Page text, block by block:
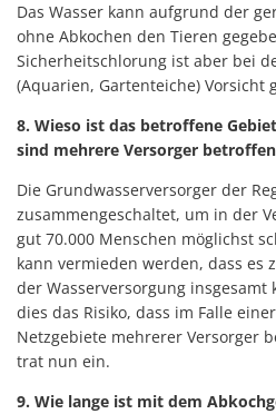
Das Wasser kann aufgrund der
ohne Abkochen den Tieren
Sicherheitschlorung ist aber bei
(Aquarien, Gartenteiche) Vorsicht
8. Wieso ist das betroffene
sind mehrere Versorger
Die Grundwasserversorger der
zusammengeschaltet, um in der
gut 70.000 Menschen möglichst
kann vermieden werden, dass es
der Wasserversorgung
dies das Risiko, dass im Falle
Netzgebiete mehrerer Versorger
trat nun ein.
9. Wie lange ist mit dem